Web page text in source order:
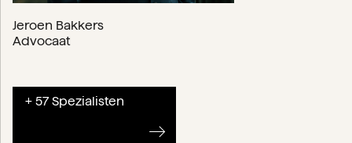
Jeroen Bakkers
Advocaat
+ 57 Spezialisten